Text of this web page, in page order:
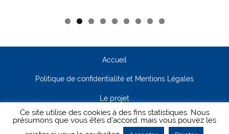
Accueil
Politique de confidentialité et Mentions Légales
Le projet
Contact
Ce site utilise des cookies à des fins statistiques. Nous
présumons que vous êtes d'accord, mais vous pouvez les